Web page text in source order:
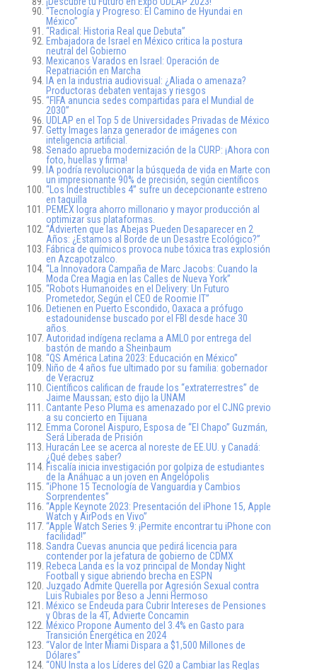
“Tecnología y Progreso: El Camino de Hyundai en
México”
“Radical: Historia Real que Debuta”
Embajadora de Israel en México critica la postura
neutral del Gobierno
Mexicanos Varados en Israel: Operación de
Repatriación en Marcha
IA en la industria audiovisual: ¿Aliada o amenaza?
Productoras debaten ventajas y riesgos
“FIFA anuncia sedes compartidas para el Mundial de
2030”
UDLAP en el Top 5 de Universidades Privadas de México
Getty Images lanza generador de imágenes con
inteligencia artificial.
Senado aprueba modernización de la CURP: ¡Ahora con
foto, huellas y firma!
IA podría revolucionar la búsqueda de vida en Marte con
un impresionante 90% de precisión, según científicos
“Los Indestructibles 4” sufre un decepcionante estreno
en taquilla
PEMEX logra ahorro millonario y mayor producción al
optimizar sus plataformas.
“Advierten que las Abejas Pueden Desaparecer en 2
Años: ¿Estamos al Borde de un Desastre Ecológico?”
Fábrica de químicos provoca nube tóxica tras explosión
en Azcapotzalco.
“La Innovadora Campaña de Marc Jacobs: Cuando la
Moda Crea Magia en las Calles de Nueva York”
“Robots Humanoides en el Delivery: Un Futuro
Prometedor, Según el CEO de Roomie IT”
Detienen en Puerto Escondido, Oaxaca a prófugo
estadounidense buscado por el FBI desde hace 30
años.
Autoridad indígena reclama a AMLO por entrega del
bastón de mando a Sheinbaum
“QS América Latina 2023: Educación en México”
Niño de 4 años fue ultimado por su familia: gobernador
de Veracruz
Científicos califican de fraude los “extraterrestres” de
Jaime Maussan; esto dijo la UNAM
Cantante Peso Pluma es amenazado por el CJNG previo
a su concierto en Tijuana
Emma Coronel Aispuro, Esposa de “El Chapo” Guzmán,
Será Liberada de Prisión
Huracán Lee se acerca al noreste de EE.UU. y Canadá:
¿Qué debes saber?
Fiscalía inicia investigación por golpiza de estudiantes
de la Anáhuac a un joven en Angelópolis
“iPhone 15 Tecnología de Vanguardia y Cambios
Sorprendentes”
“Apple Keynote 2023: Presentación del iPhone 15, Apple
Watch y AirPods en Vivo”
“Apple Watch Series 9: ¡Permite encontrar tu iPhone con
facilidad!”
Sandra Cuevas anuncia que pedirá licencia para
contender por la jefatura de gobierno de CDMX
Rebeca Landa es la voz principal de Monday Night
Football y sigue abriendo brecha en ESPN
Juzgado Admite Querella por Agresión Sexual contra
Luis Rubiales por Beso a Jenni Hermoso
México se Endeuda para Cubrir Intereses de Pensiones
y Obras de la 4T, Advierte Concamin
México Propone Aumento del 3.4% en Gasto para
Transición Energética en 2024
“Valor de Inter Miami Dispara a $1,500 Millones de
Dólares”
“ONU Insta a los Líderes del G20 a Cambiar las Reglas